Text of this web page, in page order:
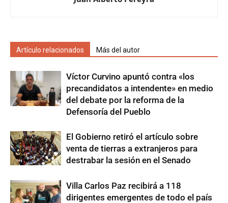
Artículo relacionados Más del autor
Víctor Curvino apuntó contra «los
precandidatos a intendente» en medio
del debate por la reforma de la
Defensoría del Pueblo
El Gobierno retiró el artículo sobre
venta de tierras a extranjeros para
destrabar la sesión en el Senado
Villa Carlos Paz recibirá a 118
dirigentes emergentes de todo el país